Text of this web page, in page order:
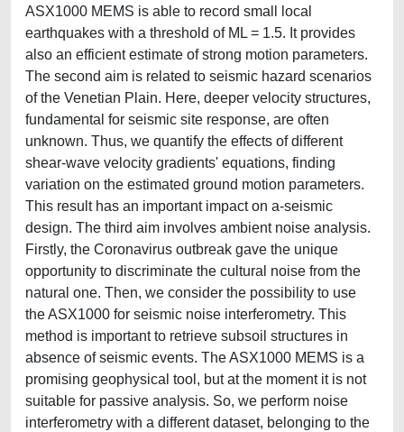
ASX1000 MEMS is able to record small local
earthquakes with a threshold of ML = 1.5. It provides
also an efficient estimate of strong motion parameters.
The second aim is related to seismic hazard scenarios
of the Venetian Plain. Here, deeper velocity structures,
fundamental for seismic site response, are often
unknown. Thus, we quantify the effects of different
shear-wave velocity gradients' equations, finding
variation on the estimated ground motion parameters.
This result has an important impact on a-seismic
design. The third aim involves ambient noise analysis.
Firstly, the Coronavirus outbreak gave the unique
opportunity to discriminate the cultural noise from the
natural one. Then, we consider the possibility to use
the ASX1000 for seismic noise interferometry. This
method is important to retrieve subsoil structures in
absence of seismic events. The ASX1000 MEMS is a
promising geophysical tool, but at the moment it is not
suitable for passive analysis. So, we perform noise
interferometry with a different dataset, belonging to the